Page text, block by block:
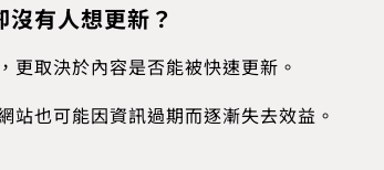
有人想更新？
更取決於內容是否能被快速更新。
也可能因資訊過期而逐漸失去效益。